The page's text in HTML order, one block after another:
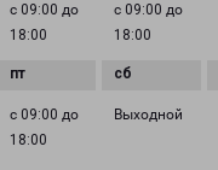
с 09:00 до
18:00
с 09:00 до
18:00
с 09:00 до
18:00
Выходной